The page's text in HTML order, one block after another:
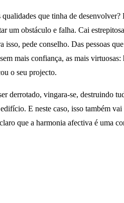
que tinha de
um obstáculo e falha. Cai
pede conselho. Das pessoas
mais confiança, as mais virtuosas:
o seu projecto.
derrotado, vingara-se, destruindo
E neste caso, isso também
que a harmonia afectiva é uma